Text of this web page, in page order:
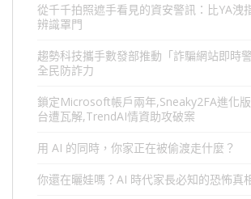
從千千拍照遮手看見的資安警訊：比YA洩
辨識罩門
趨勢科技攜手數發部推動「詐騙網站即時
全民防詐力
鎖定Microsoft帳戶兩年,Sneaky2FA進化
台遭瓦解,TrendAI情資助攻破案
用 AI 的同時，你家正在被偷渡走什麼？
你還在曬娃嗎？AI 時代家長必知的恐怖真